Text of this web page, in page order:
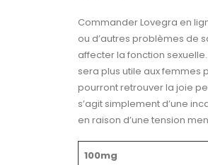
Commander Lovegra en
ou d’autres problèmes de
affecter la fonction
sera plus utile aux femmes
pourront retrouver la joie
s’agit simplement d’une
en raison d’une tension
100mg